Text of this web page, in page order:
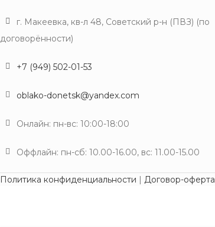
г. Макеевка, кв-л 48, Советский р-н (ПВЗ) (по
договорённости)
+7 (949) 502-01-53
oblako-donetsk@yandex.com
Онлайн: пн-вс: 10:00-18:00
Оффлайн: пн-сб: 10.00-16.00, вс: 11.00-15.00
Политика конфиденциальности | Договор-оферта